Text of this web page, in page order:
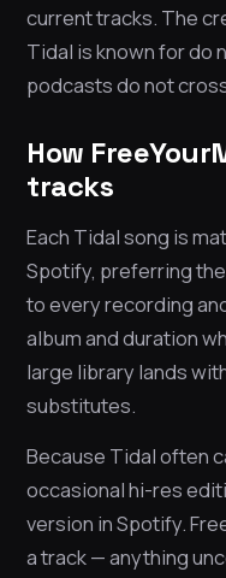
current tracks. The
Tidal is known for do
podcasts do not
How
tracks
Each Tidal song is
Spotify, preferring
to every recording
album and duration
large library lands
substitutes.
Because Tidal often
occasional hi-res
version in Spotify.
a track — anything